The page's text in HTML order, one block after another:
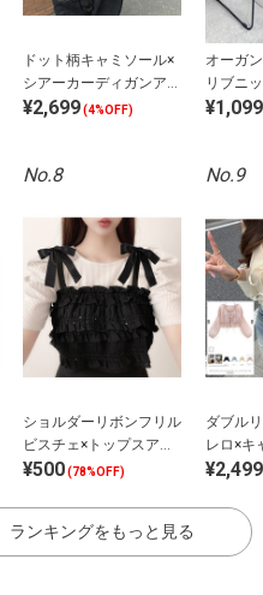
ドット柄キャミソール×
シアーカーディガンアン
サンブル
¥2,699(4%OFF)
オーガ
リブニ
ットア
¥1,099
No.8
ショルダーリボンフリル
ビスチェ×トップスアン
サンブル
¥500(78%OFF)
No.9
ダブル
レロ×キ
サンブル
¥2,499
ランキングをもっと見る